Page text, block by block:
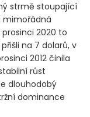
strmě stoupající
mimořádná
2020 to
na 7 dolarů, v
2012 činila
růst
dlouhodobý
dominance